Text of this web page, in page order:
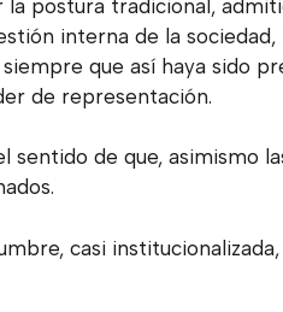
la postura tradicional,
interna de la sociedad,
que así haya sido
de representación.
sentido de que, asimismo
casi